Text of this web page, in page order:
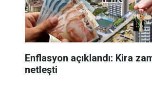
Enflasyon açıklandı: Kira
netleşti